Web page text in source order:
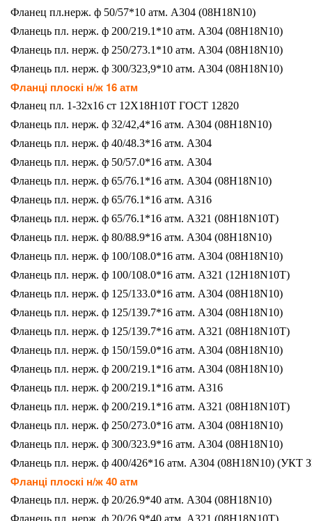
Фланец пл.нерж. ф 50/57*10 атм. A304 (08H18N10)
Фланець пл. нерж. ф 200/219.1*10 атм. A304 (08H18N10)
Фланець пл. нерж. ф 250/273.1*10 атм. A304 (08H18N10)
Фланець пл. нерж. ф 300/323,9*10 атм. A304 (08H18N10)
Фланці плоскі н/ж 16 атм
Фланец пл. 1-32х16 ст 12Х18Н10Т ГОСТ 12820
Фланець пл. нерж. ф 32/42,4*16 атм. A304 (08H18N10)
Фланець пл. нерж. ф 40/48.3*16 атм. A304
Фланець пл. нерж. ф 50/57.0*16 атм. A304
Фланець пл. нерж. ф 65/76.1*16 атм. A304 (08H18N10)
Фланець пл. нерж. ф 65/76.1*16 атм. A316
Фланець пл. нерж. ф 65/76.1*16 атм. A321 (08H18N10Т)
Фланець пл. нерж. ф 80/88.9*16 атм. A304 (08H18N10)
Фланець пл. нерж. ф 100/108.0*16 атм. A304 (08H18N10)
Фланець пл. нерж. ф 100/108.0*16 атм. A321 (12H18N10Т)
Фланець пл. нерж. ф 125/133.0*16 атм. A304 (08H18N10)
Фланець пл. нерж. ф 125/139.7*16 атм. A304 (08H18N10)
Фланець пл. нерж. ф 125/139.7*16 атм. A321 (08H18N10Т)
Фланець пл. нерж. ф 150/159.0*16 атм. A304 (08H18N10)
Фланець пл. нерж. ф 200/219.1*16 атм. A304 (08H18N10)
Фланець пл. нерж. ф 200/219.1*16 атм. A316
Фланець пл. нерж. ф 200/219.1*16 атм. A321 (08H18N10Т)
Фланець пл. нерж. ф 250/273.0*16 атм. A304 (08H18N10)
Фланець пл. нерж. ф 300/323.9*16 атм. A304 (08H18N10)
Фланець пл. нерж. ф 400/426*16 атм. A304 (08H18N10) (УКТ
Фланці плоскі н/ж 40 атм
Фланець пл. нерж. ф 20/26.9*40 атм. A304 (08H18N10)
Фланець пл. нерж. ф 20/26.9*40 атм. A321 (08H18N10Т)